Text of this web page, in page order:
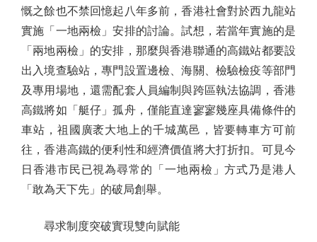
慨之餘也不禁回憶起八年多前，香港社會對於西九龍站
實施「一地兩檢」安排的討論。試想，若當年實施的是
「兩地兩檢」的安排，那麼與香港聯通的高鐵站都要設
出入境查驗站，專門設置邊檢、海關、檢驗檢疫等部門
及專用場地，還需配套人員編制與跨區執法協調，香港
高鐵將如「艇仔」孤舟，僅能直達寥寥幾座具備條件的
車站，祖國廣袤大地上的千城萬邑，皆要轉車方可前
往，香港高鐵的便利性和經濟價值將大打折扣。可見今
日香港市民已視為尋常的「一地兩檢」方式乃是港人
「敢為天下先」的破局創舉。
尋求制度突破實現雙向賦能